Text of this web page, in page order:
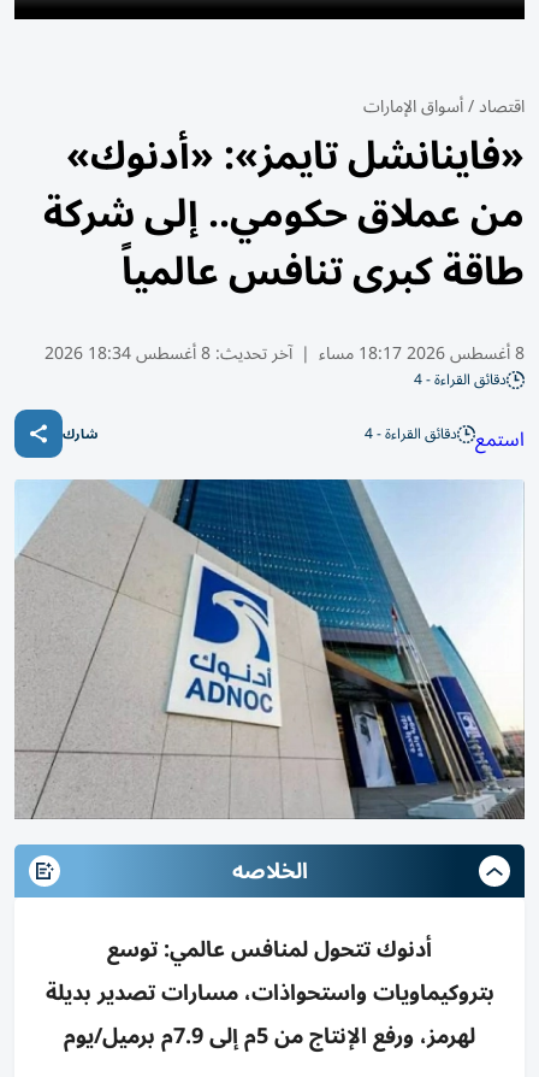
اقتصاد/أسواق الإمارات
«فاينانشل تايمز»: «أدنوك»
من عملاق حكومي.. إلى شركة
طاقة كبرى تنافس عالمياً
8 أغسطس 2026 18:17 مساء | آخر تحديث:8 أغسطس 18:34 2026
دقائق القراءة - 4
استمع دقائق القراءة - 4 شارك
الخلاصه
أدنوك تتحول لمنافس عالمي: توسع
بتروكيماويات واستحواذات، مسارات تصدير بديلة
لهرمز، ورفع الإنتاج من 5م إلى 7.9م برميل/يوم